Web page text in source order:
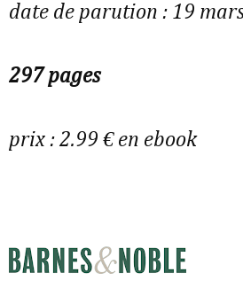
date de parution : 19
297 pages
prix : 2.99 € en ebook